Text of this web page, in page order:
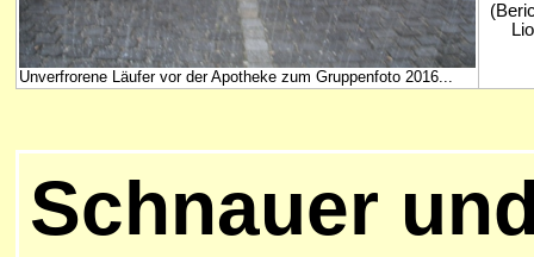
Unverfrorene Läufer vor der Apotheke zum Gruppenfoto 2016...
Schnauer